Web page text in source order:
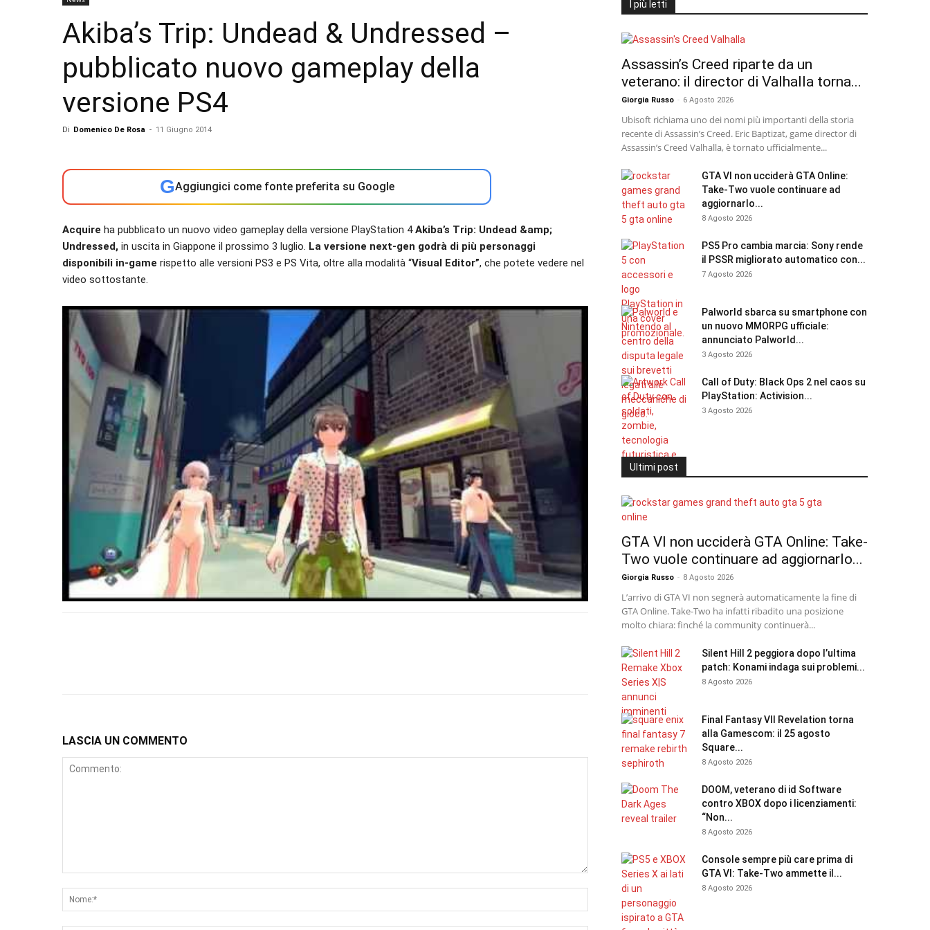
Akiba’s Trip: Undead & Undressed –
pubblicato nuovo gameplay della
versione PS4
Di Domenico De Rosa - 11 Giugno 2014
GAggiungici come fonte preferita su Google
Acquire ha pubblicato un nuovo video gameplay della versione PlayStation 4Akiba’s Trip: Undead &amp;
Undressed, in uscita in Giappone il prossimo 3 luglio. La versione next-gen godrà di più personaggi
disponibili in-game rispetto alle versioni PS3 e PS Vita, oltre alla modalità “Visual Editor”, che potete vedere nel
video sottostante.
LASCIA UN COMMENTO
I più letti
Assassin’s Creed riparte da un
veterano: il director di Valhalla torna...
Giorgia Russo - 6 Agosto 2026
Ubisoft richiama uno dei nomi più importanti della storia
recente di Assassin’s Creed. Eric Baptizat, game director di
Assassin’s Creed Valhalla, è tornato ufficialmente...
GTA VI non ucciderà GTA Online:
Take-Two vuole continuare ad
aggiornarlo...
8 Agosto 2026
PS5 Pro cambia marcia: Sony rende
il PSSR migliorato automatico con...
7 Agosto 2026
Palworld sbarca su smartphone con
un nuovo MMORPG ufficiale:
annunciato Palworld...
3 Agosto 2026
Call of Duty: Black Ops 2 nel caos su
PlayStation: Activision...
3 Agosto 2026
Ultimi post
GTA VI non ucciderà GTA Online: Take-
Two vuole continuare ad aggiornarlo...
Giorgia Russo - 8 Agosto 2026
L’arrivo di GTA VI non segnerà automaticamente la fine di
GTA Online. Take-Two ha infatti ribadito una posizione
molto chiara: finché la community continuerà...
Silent Hill 2 peggiora dopo l’ultima
patch: Konami indaga sui problemi...
8 Agosto 2026
Final Fantasy VII Revelation torna
alla Gamescom: il 25 agosto
Square...
8 Agosto 2026
DOOM, veterano di id Software
contro XBOX dopo i licenziamenti:
“Non...
8 Agosto 2026
Console sempre più care prima di
GTA VI: Take-Two ammette il...
8 Agosto 2026